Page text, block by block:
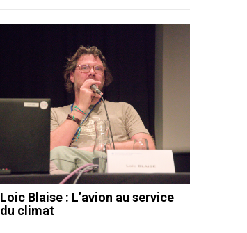
Loic Blaise : L’avion au service
du climat